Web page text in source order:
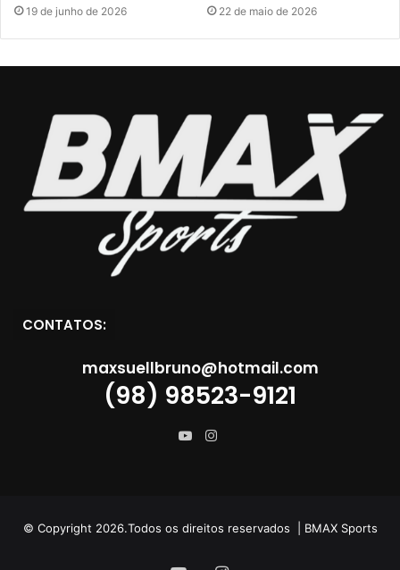
19 de junho de 2026 22 de maio de 2026
CONTATOS:
maxsuellbruno@hotmail.com
(98) 98523-9121
Instagram
© Copyright 2026.Todos os direitos reservados | BMAX Sports